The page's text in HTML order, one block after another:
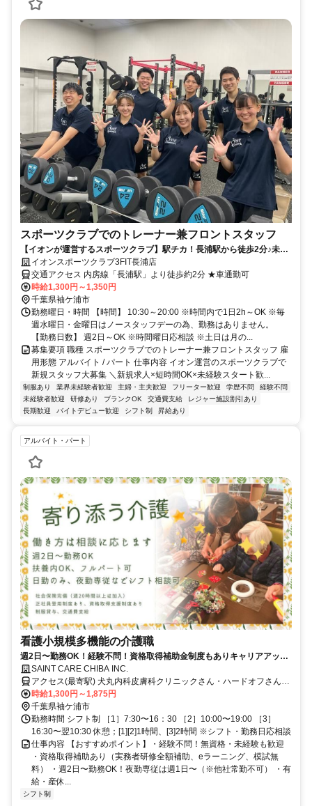
スポーツクラブでのトレーナー兼フロントスタッフ
【イオンが運営するスポーツクラブ】駅チカ！長浦駅から徒歩2分♪未経
験歓迎！週2日～＆1日2h～OK！
イオンスポーツクラブ3FIT長浦店
交通アクセス 内房線「長浦駅」より徒歩約2分 ★車通勤可
時給1,300円～1,350円
千葉県袖ケ浦市
勤務曜日・時間 【時間】 10:30～20:00 ※時間内で1日2h～OK ※毎
週水曜日・金曜日はノースタッフデーの為、勤務はありません。
【勤務日数】 週2日～OK ※時間曜日応相談 ※土日は月の...
募集要項 職種 スポーツクラブでのトレーナー兼フロントスタッフ 雇
用形態 アルバイト / パート 仕事内容 イオン運営のスポーツクラブで
新規スタッフ大募集 ＼新規求人×短時間OK×未経験スタート歓...
制服あり 業界未経験者歓迎 主婦・主夫歓迎 フリーター歓迎 学歴不問
経験不問
未経験者歓迎
研修あり ブランクOK 交通費支給
レジャー施設割引あり
長期歓迎
バイトデビュー歓迎 シフト制 昇給あり
アルバイト・パート
看護小規模多機能の介護職
週2日〜勤務OK！経験不問！資格取得補助金制度もありキャリアアップ
も目指せます！有給・産休・育休・介護休暇も取得可能！
SAINT CARE CHIBA INC.
アクセス(最寄駅) 犬丸内科皮膚科クリニックさん・ハードオフさん通
り 長浦駅より約900ｍ 《自動車通勤可/駐車場完備》 ＜受付窓口＞セ
ントケア千葉株式会社 千葉県千葉市中央区新町1-17 JPR千葉ビル
12F
時給1,300円～1,875円
千葉県袖ケ浦市
勤務時間 シフト制 ［1］7:30〜16：30 ［2］10:00〜19:00 ［3］
16:30〜翌10:30 休憩；[1][2]1時間、[3]2時間 ※シフト・勤務日応相談
仕事内容 【おすすめポイント】・経験不問！無資格・未経験も歓迎
・資格取得補助あり（実務者研修全額補助、eラーニング、模試無
料） ・週2日〜勤務OK！夜勤専従は週1日〜（※他社常勤不可） ・有
給・産休...
シフト制